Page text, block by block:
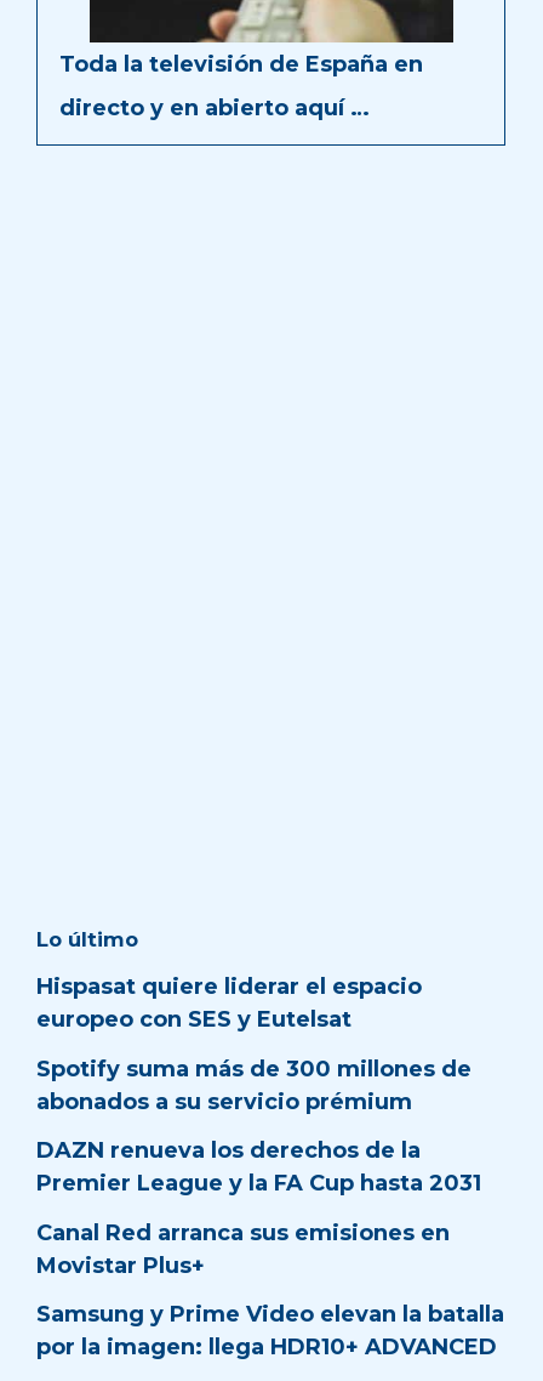
Toda la televisión de España en
directo y en abierto aquí …
Lo último
Hispasat quiere liderar el espacio
europeo con SES y Eutelsat
Spotify suma más de 300 millones de
abonados a su servicio prémium
DAZN renueva los derechos de la
Premier League y la FA Cup hasta 2031
Canal Red arranca sus emisiones en
Movistar Plus+
Samsung y Prime Video elevan la batalla
por la imagen: llega HDR10+ ADVANCED